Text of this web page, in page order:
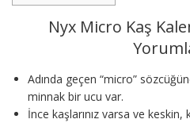
Nyx Micro Kaş
Adında geçen “micro”
minnak bir ucu var.
İnce kaşlarınız varsa ve keskin,